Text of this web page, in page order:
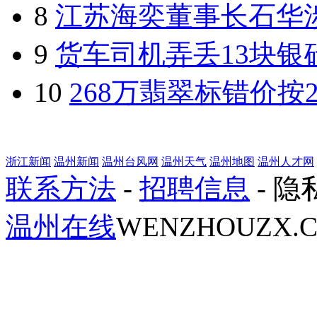
8 江苏海奕董事长石华
9 货车司机弄丢13块银
10 268万翡翠标错价按
浙江新闻 温州新闻 温州台风网 温州天气 温州地图 温州人才网
联系方法 - 招聘信息 - 隐
温州在线